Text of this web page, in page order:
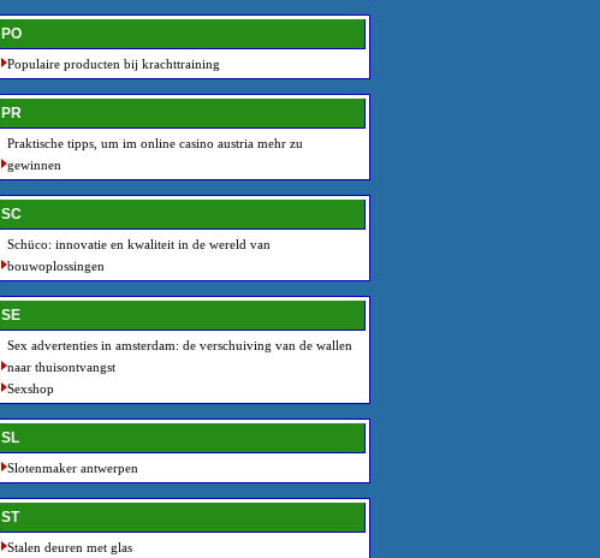
PO
Populaire producten bij krachttraining
PR
Praktische tipps, um im online casino austria mehr zu
gewinnen
SC
Schüco: innovatie en kwaliteit in de wereld van
bouwoplossingen
SE
Sex advertenties in amsterdam: de verschuiving van de wallen
naar thuisontvangst
Sexshop
SL
Slotenmaker antwerpen
ST
Stalen deuren met glas